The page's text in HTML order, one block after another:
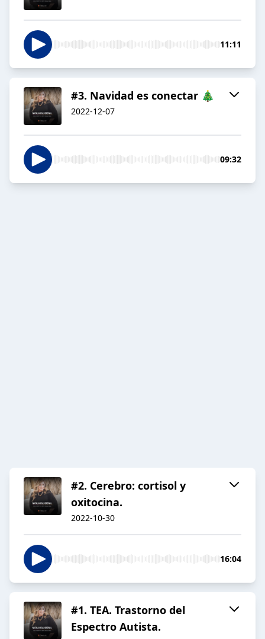
11:11
#3. Navidad es conectar 🎄
2022-12-07
09:32
#2. Cerebro: cortisol y
oxitocina.
2022-10-30
16:04
#1. TEA. Trastorno del
Espectro Autista.